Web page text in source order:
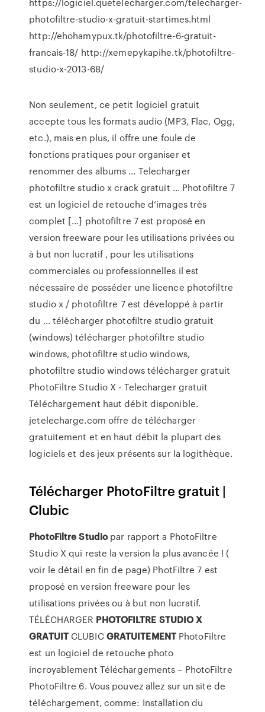
photofiltre-studio-x-gratuit-startimes.html
http://ehohamypux.tk/photofiltre-6-gratuit-
francais-18/ http://xemepykapihe.tk/photofiltre-
studio-x-2013-68/
Non seulement, ce petit logiciel gratuit
accepte tous les formats audio (MP3, Flac, Ogg,
etc.), mais en plus, il offre une foule de
fonctions pratiques pour organiser et
renommer des albums ... Telecharger
photofiltre studio x crack gratuit ... Photofiltre 7
est un logiciel de retouche d’images très
complet [...] photofiltre 7 est proposé en
version freeware pour les utilisations privées ou
à but non lucratif , pour les utilisations
commerciales ou professionnelles il est
nécessaire de posséder une licence photofiltre
studio x / photofiltre 7 est développé à partir
du ... télécharger photofiltre studio gratuit
(windows) télécharger photofiltre studio
windows, photofiltre studio windows,
photofiltre studio windows télécharger gratuit
PhotoFiltre Studio X - Telecharger gratuit
Téléchargement haut débit disponible.
jetelecharge.com offre de télécharger
gratuitement et en haut débit la plupart des
logiciels et des jeux présents sur la logithèque.
Télécharger PhotoFiltre gratuit |
Clubic
PhotoFiltre Studiopar rapport a PhotoFiltre
Studio X qui reste la version la plus avancée ! (
voir le détail en fin de page) PhotFiltre 7 est
proposé en version freeware pour les
utilisations privées ou à but non lucratif.
TÉLÉCHARGER PHOTOFILTRE STUDIO X
GRATUITCLUBICGRATUITEMENTPhotoFiltre
est un logiciel de retouche photo
incroyablement Téléchargements – PhotoFiltre
PhotoFiltre 6. Vous pouvez allez sur un site de
téléchargement, comme: Installation du